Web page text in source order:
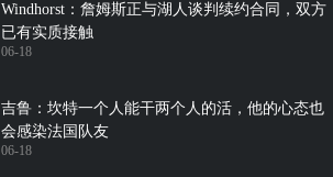
Windhorst：詹姆斯正与湖人谈判续约合同，双方
已有实质接触
06-18
吉鲁：坎特一个人能干两个人的活，他的心态也
会感染法国队友
06-18